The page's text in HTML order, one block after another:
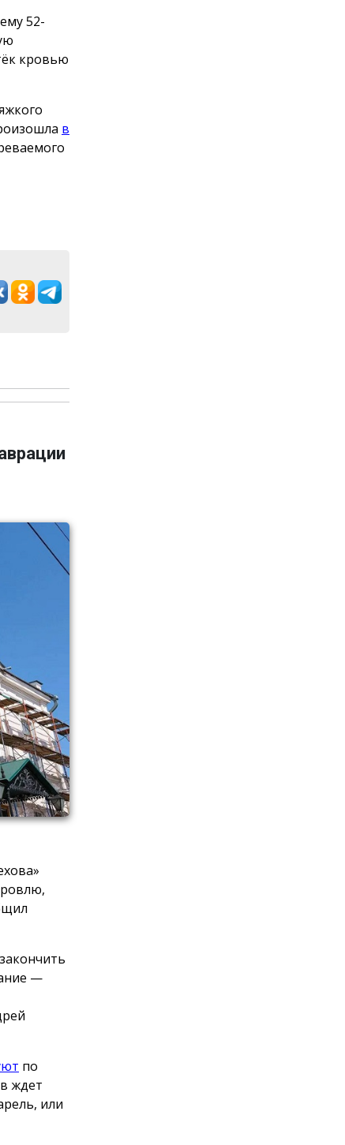
52-
кровью
в
—
по
ждет
или